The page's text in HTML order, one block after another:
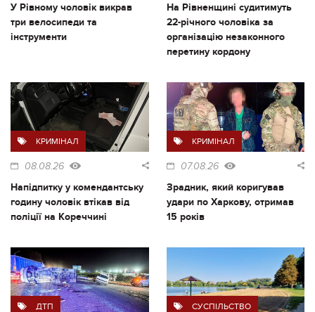
У Рівному чоловік викрав
три велосипеди та
інструменти
На Рівненщині судитимуть
22-річного чоловіка за
організацію незаконного
перетину кордону
КРИМІНАЛ
08.08.26
Напідпитку у комендантську
годину чоловік втікав від
поліції на Кореччині
КРИМІНАЛ
07.08.26
Зрадник, який коригував
удари по Харкову, отримав
15 років
ДТП СУСПІЛЬСТВО